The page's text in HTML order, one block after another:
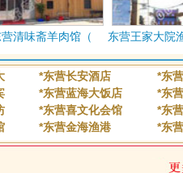
嵩山路
天目山路
聚源楼海鲜自助
子火锅 金港食府
座店 金川疆特色店
金海渔港
聚丰大酒店
味斋羊肉馆（ 东营王家大院渔
*东营长安酒店 *东
*东营蓝海大饭店 *东
*东营喜文化会馆 *东
*东营金海渔港 *东